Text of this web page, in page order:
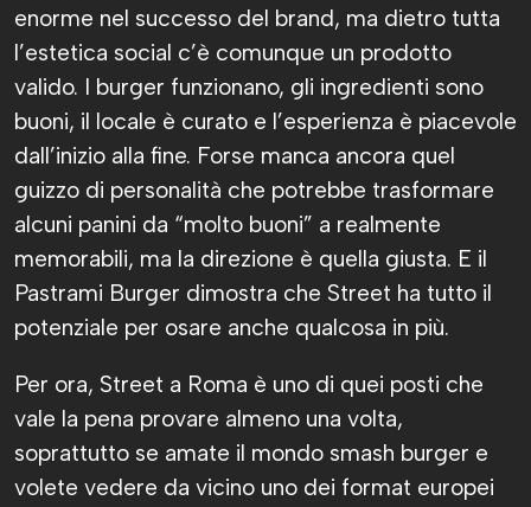
enorme nel successo del brand, ma dietro tutta
l’estetica social c’è comunque un prodotto
valido. I burger funzionano, gli ingredienti sono
buoni, il locale è curato e l’esperienza è piacevole
dall’inizio alla fine. Forse manca ancora quel
guizzo di personalità che potrebbe trasformare
alcuni panini da “molto buoni” a realmente
memorabili, ma la direzione è quella giusta. E il
Pastrami Burger dimostra che Street ha tutto il
potenziale per osare anche qualcosa in più.
Per ora, Street a Roma è uno di quei posti che
vale la pena provare almeno una volta,
soprattutto se amate il mondo smash burger e
volete vedere da vicino uno dei format europei